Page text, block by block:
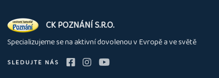
O
nás
CK POZNÁNÍ S.R.O.
Specializujeme se na aktivní dovolenou v Evropě a ve světě
SLEDUJTE NÁS